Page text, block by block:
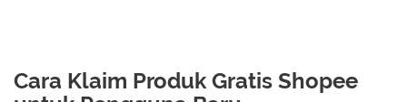
Cara Klaim Produk Gratis Shopee